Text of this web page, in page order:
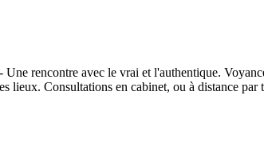
Une rencontre avec le vrai et l'authentique.
lieux. Consultations en cabinet, ou à distance